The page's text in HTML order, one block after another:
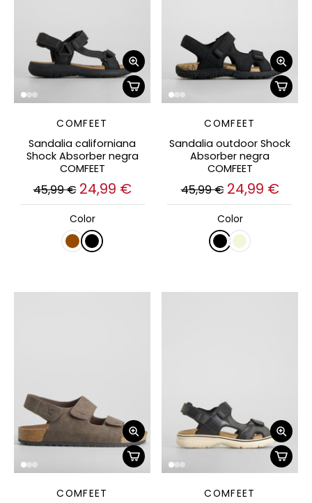
COMFEET
Sandalia californiana
Shock Absorber negra
COMFEET
45,99 € 24,99 €
Color
COMFEET
Sandalia outdoor Shock
Absorber negra
COMFEET
45,99 € 24,99 €
Color
COMFEET
COMFEET